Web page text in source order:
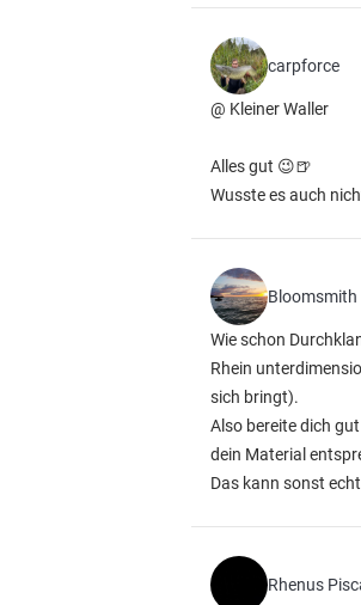
carpforce
@ Kleiner Waller
Alles gut 😉🍺
Wusste es auch
Bloomsmith
Wie schon
Rhein
sich bringt).
Also bereite dich
dein Material
Das kann sonst
Rhenus